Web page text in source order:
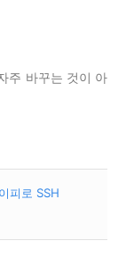
주 바꾸는 것이 아
피로 SSH